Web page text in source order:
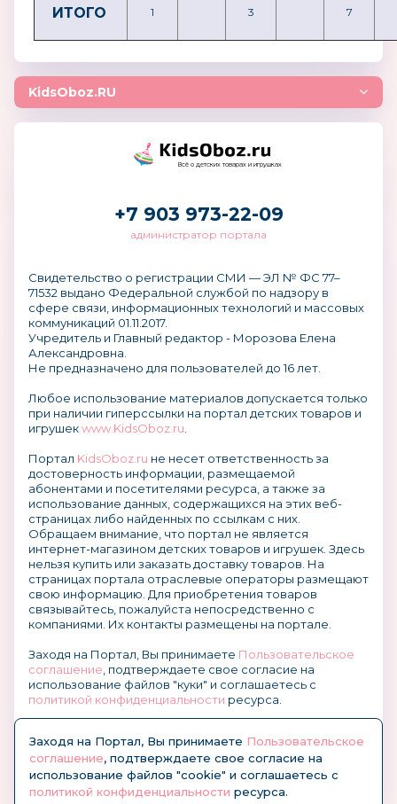
ИТОГО 1 3 7
KidsOboz.RU
Всё о детских товарах и игрушках
+7 903 973-22-09
администратор портала
Свидетельство о регистрации СМИ — ЭЛ № ФС 77–
71532 выдано Федеральной службой по надзору в
сфере связи, информационных технологий и массовых
коммуникаций 01.11.2017.
Учредитель и Главный редактор - Морозова Елена
Александровна.
Не предназначено для пользователей до 16 лет.
Любое использование материалов допускается только
при наличии гиперссылки на портал детских товаров и
игрушекwww.KidsOboz.ru
Портал KidsOboz.ru не несет ответственность за
достоверность информации, размещаемой
абонентами и посетителями ресурса, а также за
использование данных, содержащихся на этих веб-
страницах либо найденных по ссылкам с них.
Обращаем внимание, что портал не является
интернет-магазином детских товаров и игрушек. Здесь
нельзя купить или заказать доставку товаров. На
страницах портала отраслевые операторы размещают
свою информацию. Для приобретения товаров
связывайтесь, пожалуйста непосредственно с
компаниями. Их контакты размещены на портале.
Заходя на Портал, Вы принимаете Пользовательское
соглашение , подтверждаете свое согласие на
использование файлов "куки" и соглашаетесь с
политикой конфиденциальности ресурса.
Заходя на Портал, Вы принимаете Пользовательское
соглашение, подтверждаете свое согласие на
использование файлов "cookie" и соглашаетесь с
политикой конфиденциальности ресурса.